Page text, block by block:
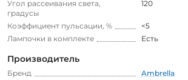
Угол рассеивания света,
градусы
120
Коэффициент пульсации, %
<5
Лампочки в комплекте
Есть
Производитель
Бренд
Ambrella